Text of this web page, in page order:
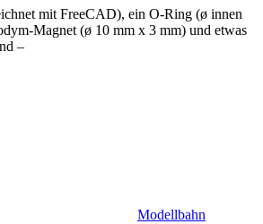
mit FreeCAD), ein O-Ring (ø innen
Magnet (ø 10 mm x 3 mm) und etwas
–
Modellbahn